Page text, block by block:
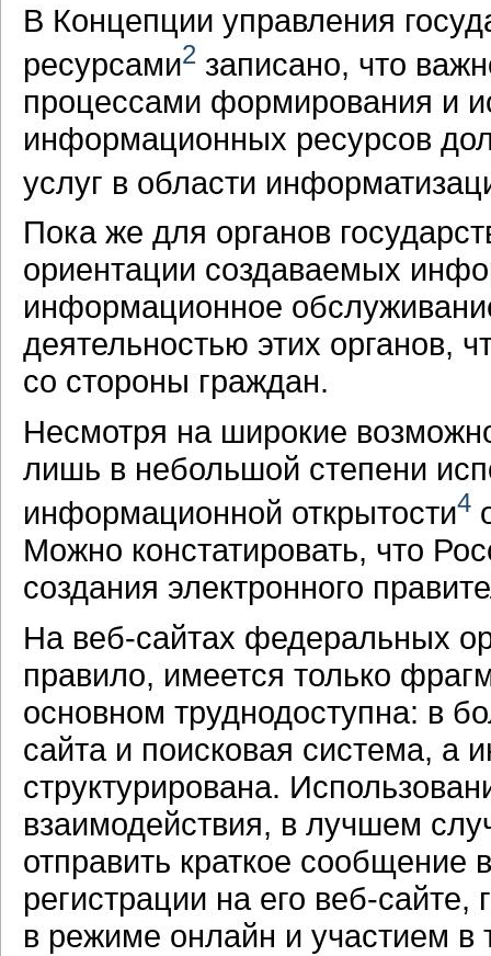
В Концепции управления
ресурсами2 записано, что
процессами формирования и
информационных ресурсов
услуг в области
Пока же для органов
ориентации создаваемых
информационное
деятельностью этих органов,
со стороны граждан.
Несмотря на широкие
лишь в небольшой степени
информационной открытости4
Можно констатировать, что
создания электронного
На веб-сайтах федеральных
правило, имеется только
основном труднодоступна: в
сайта и поисковая система, а
структурирована.
взаимодействия, в лучшем
отправить краткое сообщение
регистрации на его веб-
в режиме онлайн и участием в